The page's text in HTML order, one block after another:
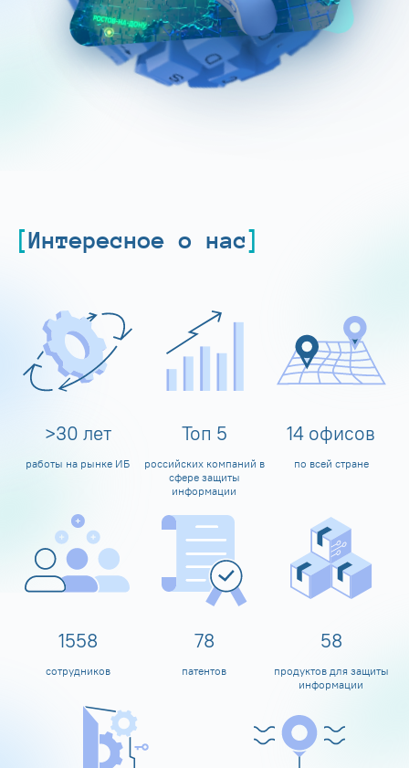
Интересное о нас
>30 лет
работы на рынке ИБ
Топ 5
российских компаний в
сфере защиты
информации
14 офисов
по всей стране
1600
сотрудников
80
патентов
60
продуктов для защиты
информации